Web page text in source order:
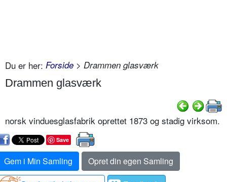
Du er her: Forside > Drammen glasværk
Drammen glasværk
norsk vinduesglasfabrik oprettet 1873 og stadig virksom.
Save
Gem i Min Samling
Opret din egen Samling